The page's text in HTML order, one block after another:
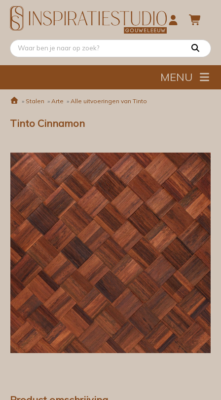
MENU
» Stalen » Arte » Alle uitvoeringen van Tinto
Tinto Cinnamon